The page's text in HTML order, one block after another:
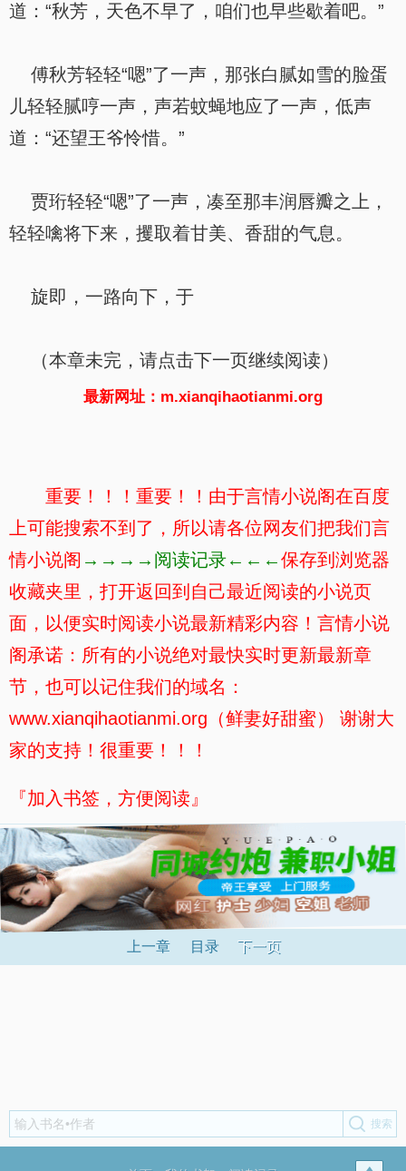
道：“秋芳，天色不早了，咱们也早些歇着吧。”
傅秋芳轻轻“嗯”了一声，那张白腻如雪的脸蛋
儿轻轻腻哼一声，声若蚊蝇地应了一声，低声
道：“还望王爷怜惜。”
贾珩轻轻“嗯”了一声，凑至那丰润唇瓣之上，
轻轻噙将下来，攫取着甘美、香甜的气息。
旋即，一路向下，于
（本章未完，请点击下一页继续阅读）
最新网址：m.xianqihaotianmi.org
重要！！！重要！！由于言情小说阁在百度
上可能搜索不到了，所以请各位网友们把我们言
情小说阁 →→→→阅读记录←←←保存到浏览器
收藏夹里，打开返回到自己最近阅读的小说页
面，以便实时阅读小说最新精彩内容！言情小说
阁承诺：所有的小说绝对最快实时更新最新章
节，也可以记住我们的域名：
www.xianqihaotianmi.org（鲜妻好甜蜜） 谢谢大
家的支持！很重要！！！
『加入书签，方便阅读』
上一章 目录 下一页